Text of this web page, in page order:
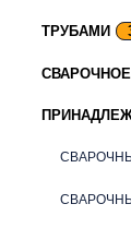
ТРУБАМИ